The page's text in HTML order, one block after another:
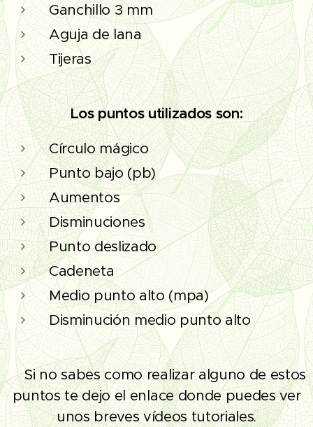
Ganchillo 3 mm
Aguja de lana
Tijeras
Los puntos utilizados son:
Círculo mágico
Punto bajo (pb)
Aumentos
Disminuciones
Punto deslizado
Cadeneta
Medio punto alto (mpa)
Disminución medio punto alto
❗Si no sabes como realizar alguno de estos
puntos te dejo el enlace donde puedes ver
unos breves vídeos tutoriales.